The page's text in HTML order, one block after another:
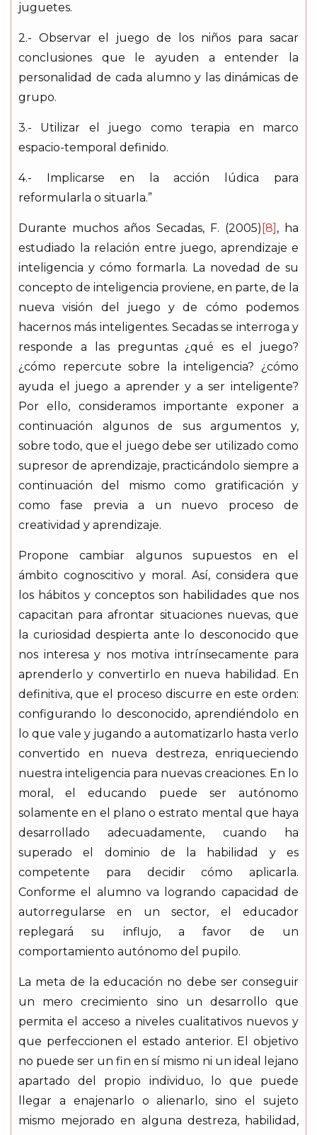
juguetes.
2.- Observar el juego de los niños para sacar
conclusiones que le ayuden a entender la
personalidad de cada alumno y las dinámicas de
grupo.
3.- Utilizar el juego como terapia en marco
espacio-temporal definido.
4.- Implicarse en la acción lúdica para
reformularla o situarla.”
Durante muchos años Secadas, F. (2005) [8] , ha
estudiado la relación entre juego, aprendizaje e
inteligencia y cómo formarla. La novedad de su
concepto de inteligencia proviene, en parte, de la
nueva visión del juego y de cómo podemos
hacernos más inteligentes. Secadas se interroga y
responde a las preguntas ¿qué es el juego?
¿cómo repercute sobre la inteligencia? ¿cómo
ayuda el juego a aprender y a ser inteligente?
Por ello, consideramos importante exponer a
continuación algunos de sus argumentos y,
sobre todo, que el juego debe ser utilizado como
supresor de aprendizaje, practicándolo siempre a
continuación del mismo como gratificación y
como fase previa a un nuevo proceso de
creatividad y aprendizaje.
Propone cambiar algunos supuestos en el
ámbito cognoscitivo y moral. Así, considera que
los hábitos y conceptos son habilidades que nos
capacitan para afrontar situaciones nuevas, que
la curiosidad despierta ante lo desconocido que
nos interesa y nos motiva intrínsecamente para
aprenderlo y convertirlo en nueva habilidad. En
definitiva, que el proceso discurre en este orden:
configurando lo desconocido, aprendiéndolo en
lo que vale y jugando a automatizarlo hasta verlo
convertido en nueva destreza, enriqueciendo
nuestra inteligencia para nuevas creaciones. En lo
moral, el educando puede ser autónomo
solamente en el plano o estrato mental que haya
desarrollado adecuadamente, cuando ha
superado el dominio de la habilidad y es
competente para decidir cómo aplicarla.
Conforme el alumno va logrando capacidad de
autorregularse en un sector, el educador
replegará su influjo, a favor de un
comportamiento autónomo del pupilo.
La meta de la educación no debe ser conseguir
un mero crecimiento sino un desarrollo que
permita el acceso a niveles cualitativos nuevos y
que perfeccionen el estado anterior. El objetivo
no puede ser un fin en sí mismo ni un ideal lejano
apartado del propio individuo, lo que puede
llegar a enajenarlo o alienarlo, sino el sujeto
mismo mejorado en alguna destreza, habilidad,